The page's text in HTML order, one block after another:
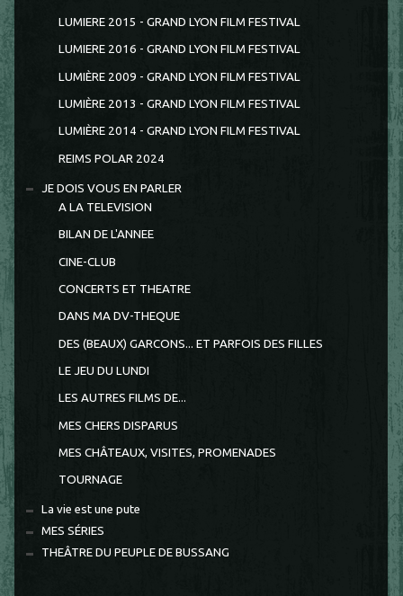
LUMIERE 2015 - GRAND LYON FILM FESTIVAL
LUMIERE 2016 - GRAND LYON FILM FESTIVAL
LUMIÈRE 2009 - GRAND LYON FILM FESTIVAL
LUMIÈRE 2013 - GRAND LYON FILM FESTIVAL
LUMIÈRE 2014 - GRAND LYON FILM FESTIVAL
REIMS POLAR 2024
JE DOIS VOUS EN PARLER
A LA TELEVISION
BILAN DE L'ANNEE
CINE-CLUB
CONCERTS ET THEATRE
DANS MA DV-THEQUE
DES (BEAUX) GARCONS... ET PARFOIS DES FILLES
LE JEU DU LUNDI
LES AUTRES FILMS DE...
MES CHERS DISPARUS
MES CHÂTEAUX, VISITES, PROMENADES
TOURNAGE
La vie est une pute
MES SÉRIES
THEÂTRE DU PEUPLE DE BUSSANG